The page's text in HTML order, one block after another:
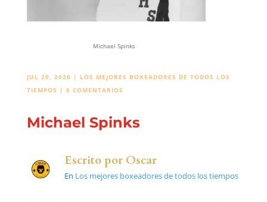
Michael Spinks
JUL 29, 2026 | LOS MEJORES BOXEADORES DE TODOS LOS
TIEMPOS | 0 COMENTARIOS
Michael Spinks
Escrito por Oscar
En Los mejores boxeadores de todos los tiempos